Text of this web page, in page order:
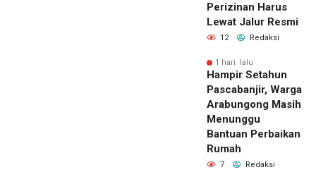
Perizinan Harus
Lewat Jalur Resmi
12 Redaksi
1 hari lalu
Hampir Setahun
Pascabanjir, Warga
Arabungong Masih
Menunggu
Bantuan Perbaikan
Rumah
7 Redaksi